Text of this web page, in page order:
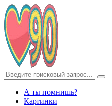
А ты помнишь?
Картинки